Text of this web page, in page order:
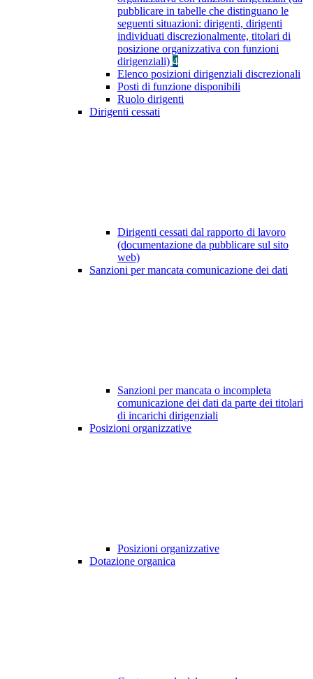
pubblicare in tabelle che distinguano le
seguenti situazioni: dirigenti, dirigenti
individuati discrezionalmente, titolari di
posizione organizzativa con funzioni
dirigenziali) 4
Elenco posizioni dirigenziali discrezionali
Posti di funzione disponibili
Ruolo dirigenti
Dirigenti cessati
Dirigenti cessati dal rapporto di lavoro
(documentazione da pubblicare sul sito
web)
Sanzioni per mancata comunicazione dei dati
Sanzioni per mancata o incompleta
comunicazione dei dati da parte dei titolari
di incarichi dirigenziali
Posizioni organizzative
Posizioni organizzative
Dotazione organica